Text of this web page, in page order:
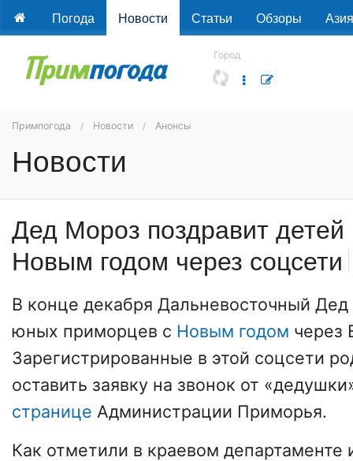
Погода Новости Статьи Обзоры Азия
Город
Примпогода Новости Анонсы
Новости
Дед Мороз поздравит
Новым годом через соцсети
В конце декабря Дальневосточный
юных приморцев с Новым годом через
Зарегистрированные в этой соцсети
оставить заявку на звонок от
странице Администрации Приморья.
Как отметили в краевом